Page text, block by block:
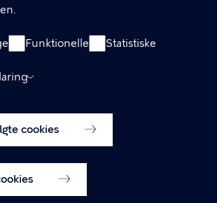
Funktionelle Statistiske
cookies
Borgerpanel